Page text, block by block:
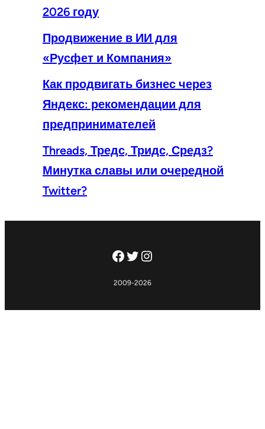
2026 году
Продвижение в ИИ для
«Русфет и Компания»
Как продвигать бизнес через
Яндекс: рекомендации для
предпринимателей
Threads, Тредс, Тридс, Средз?
Минутка славы или очередной
Twitter?
Facebook
Twitter
Instagram
2009-2026